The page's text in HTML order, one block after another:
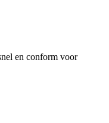
en conform voor